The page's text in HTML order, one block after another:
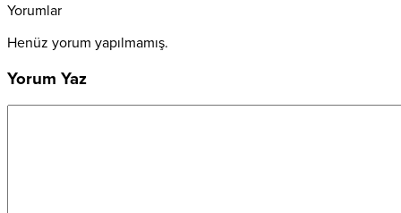
Yorumlar
Henüz yorum yapılmamış.
Yorum Yaz